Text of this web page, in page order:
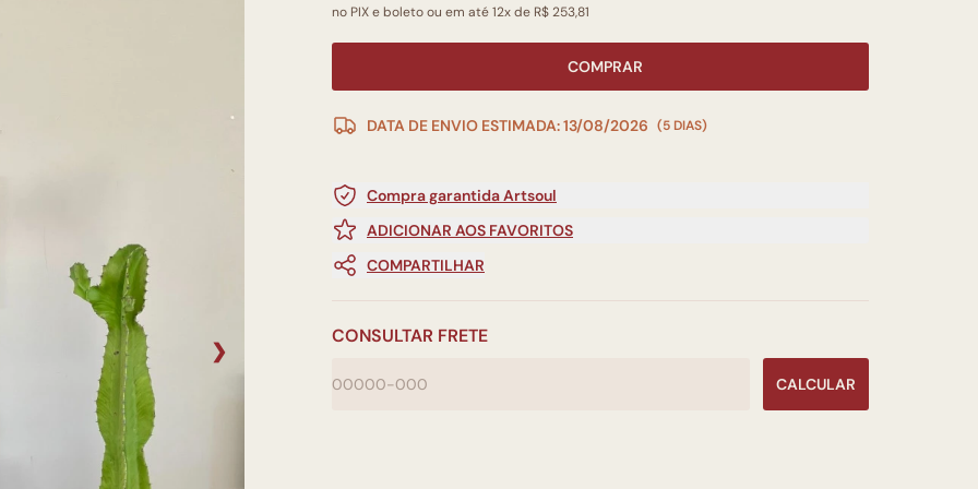
❯
no PIX e boleto ou em até 12x de R$ 253,81
COMPRAR
DATA DE ENVIO ESTIMADA: 13/08/2026 (5 DIAS)
Compra garantida Artsoul
ADICIONAR AOS FAVORITOS
COMPARTILHAR
CONSULTAR FRETE
CALCULAR